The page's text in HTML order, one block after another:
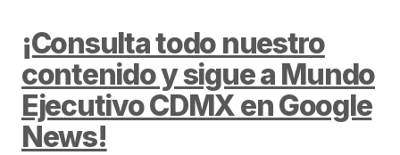
¡Consulta todo nuestro
contenido y sigue a Mundo
Ejecutivo CDMX en Google
News!